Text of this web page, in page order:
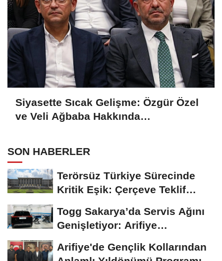
Siyasette Sıcak Gelişme: Özgür Özel
ve Veli Ağbaba Hakkında
SON HABERLER
Terörsüz Türkiye Sürecinde
Kritik Eşik: Çerçeve Teklif
Togg Sakarya’da Servis Ağını
Genişletiyor: Arifiye
Arifiye'de Gençlik Kollarından